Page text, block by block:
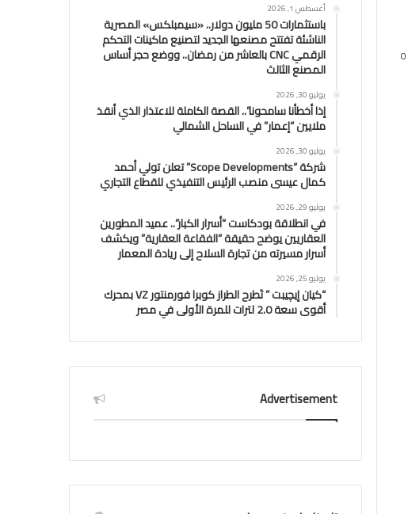
0
أغسطس 1, 2026
باستثمارات 50 مليون دولار.. «سيمبلكس» المصرية
الناشئة تفتتح مصنعها الجديد لتصنيع ماكينات التحكم
الرقمي CNC بالعاشر من رمضان.. ووضع حجر أساس
المصنع الثالث
يوليو 30, 2026
إذا أخطأنا سامحونا”.. القصة الكاملة للاعتذار الذي أنقذ
ملايين “إعمار” في الساحل الشمالي
يوليو 30, 2026
شركة “Scope Developments” تعلن تولي أحمد
كمال عيسى منصب الرئيس التنفيذي للقطاع التجاري
يوليو 29, 2026
في انطلاقة بودكاست “أسرار الكبار”.. عميد المطورين
العقاريين يوضح حقيقة “الفقاعة العقارية” ويكشف
أسرار مسيرته من تجارة السلاح إلى ريادة المعمار
يوليو 25, 2026
“كيان إيچيبت ” تَطرح الطراز كوبرا فورمنتور VZ بمحرك
أقوى سعة 2.0 لترات للمرة الأولى في مصر
Advertisement